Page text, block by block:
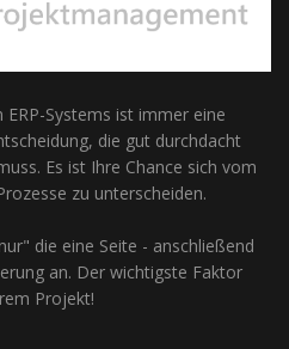
ERP-Systems ist immer eine
die gut durchdacht
Es ist Ihre Chance sich vom
zu unterscheiden.
die eine Seite - anschließend
an. Der wichtigste Faktor
Projekt!